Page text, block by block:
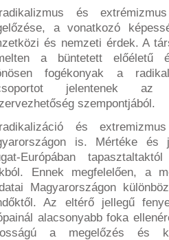
és
a vonatkozó
és nemzeti érdek. A
a büntetett előéletű
fogékonyak a
jelentenek az
szempontjából.
és
is. Mértéke és
Európában
Ennek megfelelően, a
Magyarországon
Az eltérő jellegű
alacsonyabb foka
a megelőzés és